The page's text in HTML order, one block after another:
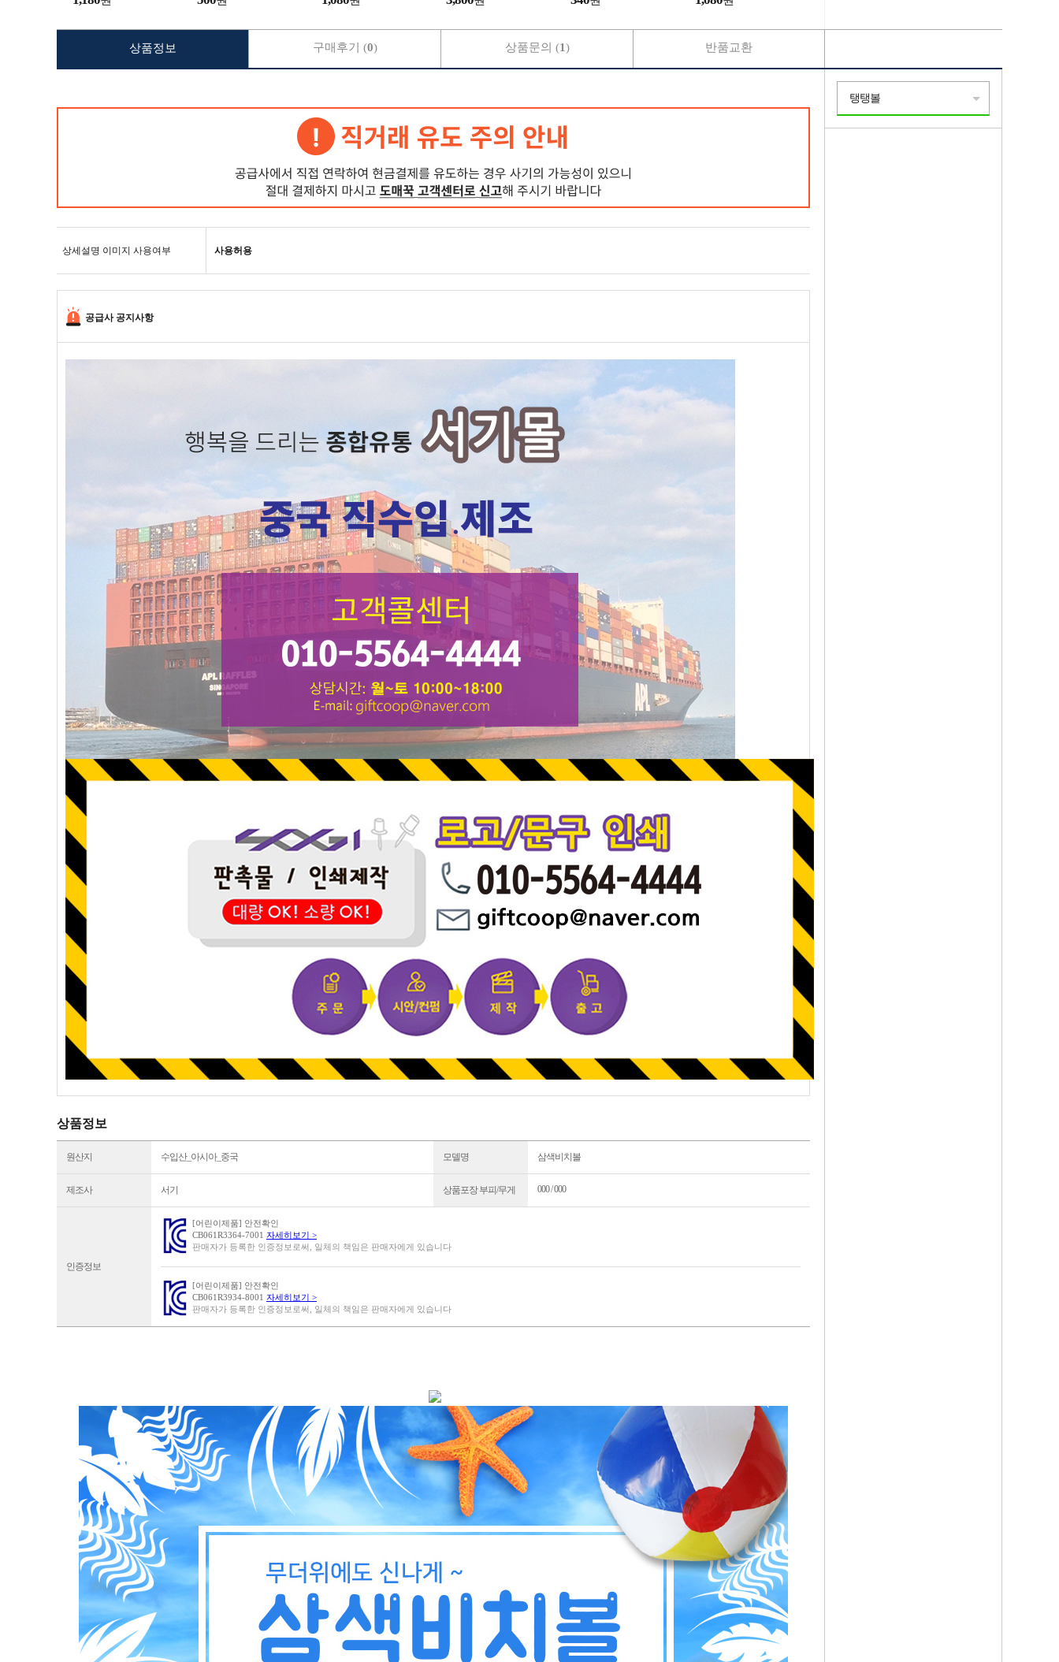
상세설명 이미지 사용여부 사용허용
공급사 공지사항
상품정보
원산지 수입산_아시아_중국 모델명 삼색비치볼
제조사 서기 상품포장 부피/무게 000 / 000
인증정보
[어린이제품] 안전확인
CB061R3364-7001 자세히보기 >
판매자가 등록한 인증정보로써, 일체의 책임은 판매자에게 있습니다
[어린이제품] 안전확인
CB061R3934-8001 자세히보기 >
판매자가 등록한 인증정보로써, 일체의 책임은 판매자에게 있습니다
상품정보 구매후기 (0) 상품문의 (1) 반품교환
탱탱볼